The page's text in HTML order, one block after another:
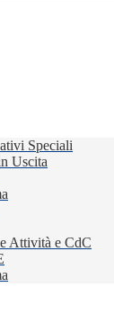
Speciali
Uscita
Attività e CdC